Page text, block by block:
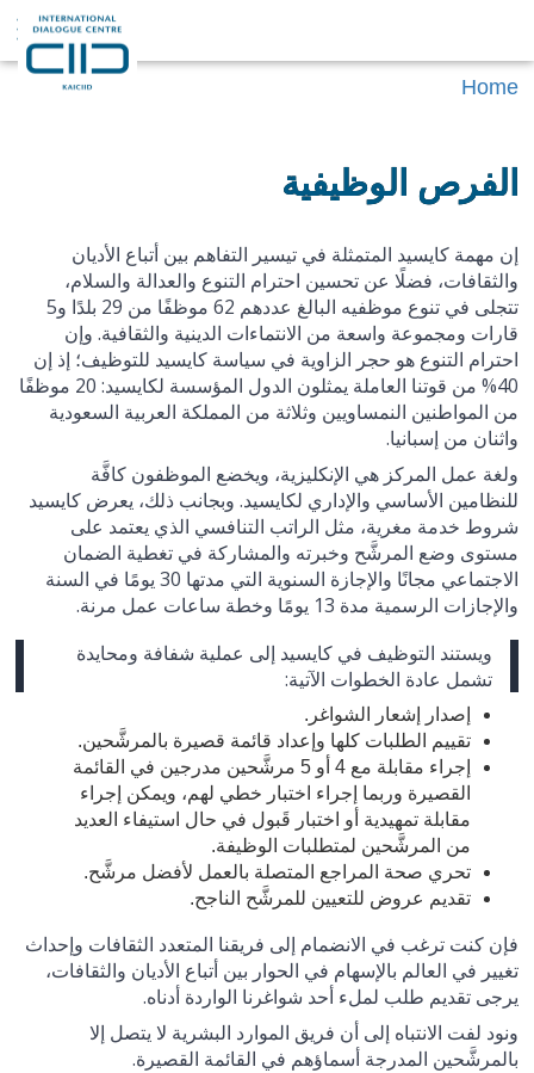
Home
الفرص الوظيفية
إن مهمة كايسيد المتمثلة في تيسير التفاهم بين أتباع الأديان
والثقافات، فضلًا عن تحسين احترام التنوع والعدالة والسلام،
تتجلى في تنوع موظفيه البالغ عددهم 62 موظفًا من 29 بلدًا و5
قارات ومجموعة واسعة من الانتماءات الدينية والثقافية. وإن
احترام التنوع هو حجر الزاوية في سياسة كايسيد للتوظيف؛ إذ إن
40% من قوتنا العاملة يمثلون الدول المؤسسة لكايسيد: 20 موظفًا
من المواطنين النمساويين وثلاثة من المملكة العربية السعودية
واثنان من إسبانيا.
ولغة عمل المركز هي الإنكليزية، ويخضع الموظفون كافَّة
للنظامين الأساسي والإداري لكايسيد. وبجانب ذلك، يعرض كايسيد
شروط خدمة مغرية، مثل الراتب التنافسي الذي يعتمد على
مستوى وضع المرشَّح وخبرته والمشاركة في تغطية الضمان
الاجتماعي مجانًا والإجازة السنوية التي مدتها 30 يومًا في السنة
والإجازات الرسمية مدة 13 يومًا وخطة ساعات عمل مرنة.
ويستند التوظيف في كايسيد إلى عملية شفافة ومحايدة
تشمل عادة الخطوات الآتية:
إصدار إشعار الشواغر.
تقييم الطلبات كلها وإعداد قائمة قصيرة بالمرشَّحين.
إجراء مقابلة مع 4 أو 5 مرشَّحين مدرجين في القائمة
القصيرة وربما إجراء اختبار خطي لهم، ويمكن إجراء
مقابلة تمهيدية أو اختبار قَبول في حال استيفاء العديد
من المرشَّحين لمتطلبات الوظيفة.
تحري صحة المراجع المتصلة بالعمل لأفضل مرشَّح.
تقديم عروض للتعيين للمرشَّح الناجح.
فإن كنت ترغب في الانضمام إلى فريقنا المتعدد الثقافات وإحداث
تغيير في العالم بالإسهام في الحوار بين أتباع الأديان والثقافات،
يرجى تقديم طلب لملء أحد شواغرنا الواردة أدناه.
ونود لفت الانتباه إلى أن فريق الموارد البشرية لا يتصل إلا
بالمرشَّحين المدرجة أسماؤهم في القائمة القصيرة.